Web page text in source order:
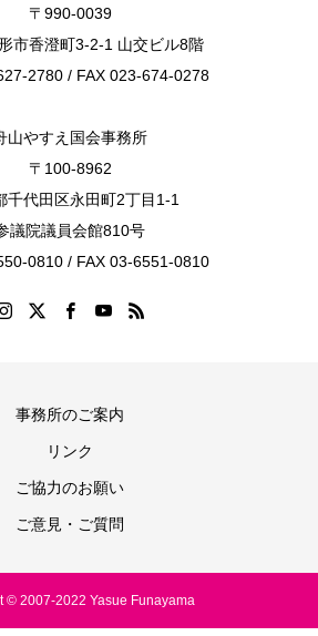
〒990-0039
市香澄町3-2-1 山交ビル8階
2780 / FAX 023-674-0278
山やすえ国会事務所
〒100-8962
千代田区永田町2丁目1-1
議院議員会館810号
0810 / FAX 03-6551-0810
事務所のご案内
リンク
ご協力のお願い
ご意見・ご質問
© 2007-2022 Yasue Funayama